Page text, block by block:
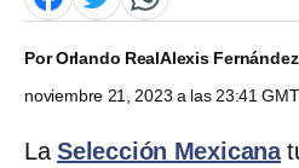
PorOrlando RealAlexis Fernández
noviembre 21, 2023 a las 23:41
La Selección Mexicana